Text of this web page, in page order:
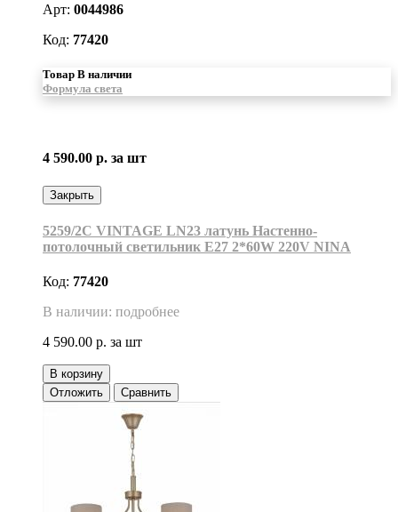
Арт: 0044986
Код: 77420
Товар В наличии
Формула света
4 590.00 р. за шт
Закрыть
5259/2C VINTAGE LN23 латунь Настенно-
потолочный светильник Е27 2*60W 220V NINA
Код: 77420
В наличии: подробнее
4 590.00 р. за шт
В корзину
Отложить
Сравнить